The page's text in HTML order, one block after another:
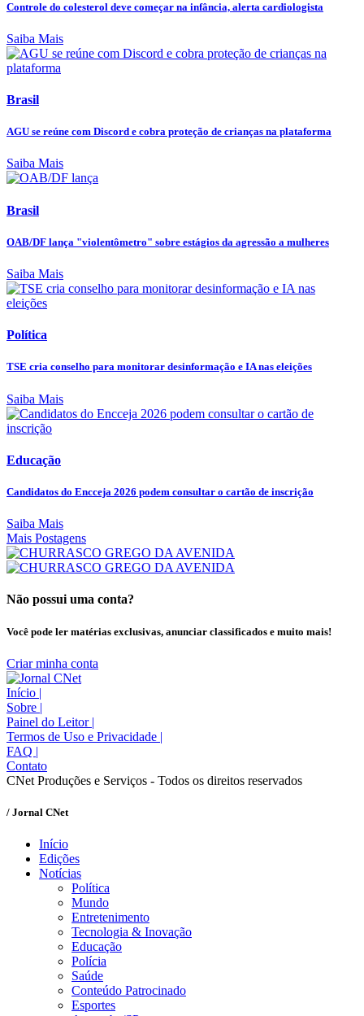
Controle do colesterol deve começar na infância, alerta cardiologista
Saiba Mais
Brasil
AGU se reúne com Discord e cobra proteção de crianças na plataforma
Saiba Mais
Brasil
OAB/DF lança "violentômetro" sobre estágios da agressão a mulheres
Saiba Mais
Política
TSE cria conselho para monitorar desinformação e IA nas eleições
Saiba Mais
Educação
Candidatos do Encceja 2026 podem consultar o cartão de inscrição
Saiba Mais
Mais Postagens
Não possui uma conta?
Você pode ler matérias exclusivas, anunciar classificados e muito mais!
Criar minha conta
Início |
Sobre |
Painel do Leitor |
Termos de Uso e Privacidade |
FAQ |
Contato
CNet Produções e Serviços - Todos os direitos reservados
/ Jornal CNet
Início
Edições
Notícias
Política
Mundo
Entretenimento
Tecnologia & Inovação
Educação
Polícia
Saúde
Conteúdo Patrocinado
Esportes